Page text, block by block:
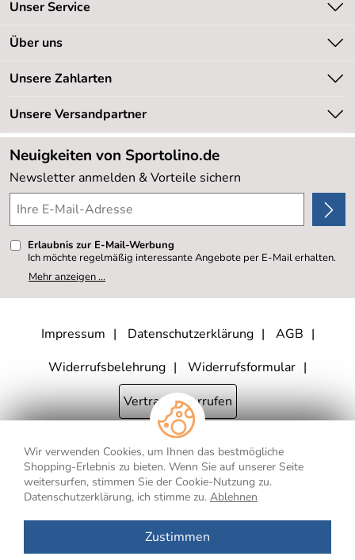
Wir verwenden Cookies, um Ihnen das bestmögliche
Shopping-Erlebnis zu bieten. Wenn Sie auf unserer Seite
weitersurfen, stimmen Sie der Cookie-Nutzung zu.
Datenschutzerklärung, ich stimme zu. Ablehnen
Zustimmen
Unser Service
Kontakt
Newsletter
Retourenabwicklung
Lieferbedingungen
Kundenlogin
Über uns
Unsere Bestseller
Neu
Sale %
Kundenbewertungen (20.178)
4,8/5*****
Unsere Zahlarten
Unsere Versandpartner
Neuigkeiten von Sportolino.de
Newsletter anmelden & Vorteile sichern
Erlaubnis zur E-Mail-Werbung
Ich möchte regelmäßig interessante Angebote per E-Mail erhalten.
Meine E-Mail-Adresse wird nicht an andere Unternehmen
weitergegeben. Zu statistischen Zwecken wird in anonymer Form
kann ich jederzeit mit Wirkung für die Zukunft widerrufen, indem ich
den Link "Abmelden" am Ende des Newsletters anklicke oder die
Datenschutzerklärung habe ich zur Kenntnis genommen.
Mehr anzeigen ...
Impressum Datenschutzerklärung
AGB
Widerrufsbelehrung
Widerrufsformular
Vertrag widerrufen
* Alle Preisangaben inkl. MwSt., bis 250,- € Bestellwert zzgl.
Versandkosten, ab 250,- € Bestellwert inkl.Versandkosteninnerhalb
Deutschlands
** Gilt für Lieferungen nach Deutschland. Lieferzeiten für andere Länder